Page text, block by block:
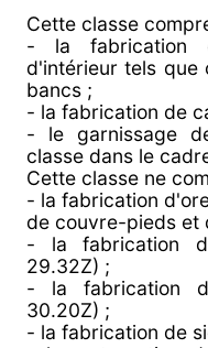
Cette classe
- la fabrication
d'intérieur tels que
bancs ;
- la fabrication de
- le garnissage
classe dans le
Cette classe ne
- la fabrication
de couvre-pieds et
- la fabrication
29.32Z) ;
- la fabrication
30.20Z) ;
- la fabrication de